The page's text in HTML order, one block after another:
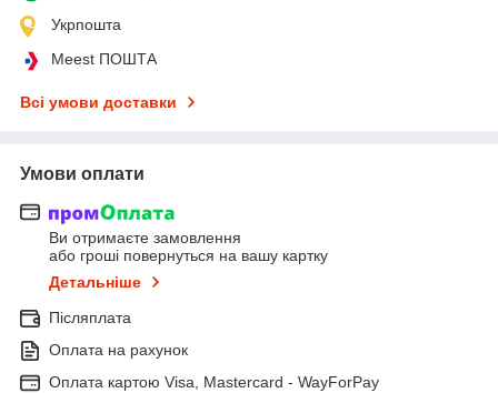
Укрпошта
Meest ПОШТА
Всі умови доставки
Умови оплати
Ви отримаєте замовлення
або гроші повернуться на вашу картку
Детальніше
Післяплата
Оплата на рахунок
Оплата картою Visa, Mastercard - WayForPay